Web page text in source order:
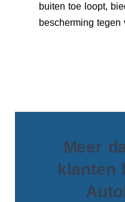
buiten toe loopt,
bescherming tegen
Meer
klanten